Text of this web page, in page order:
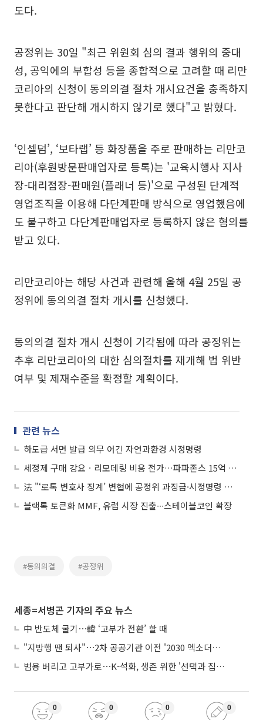
도다.
공정위는 30일 "최근 위원회 심의 결과 행위의 중대
성, 공익에의 부합성 등을 종합적으로 고려할 때 리만
코리아의 신청이 동의의결 절차 개시요건을 충족하지
못한다고 판단해 개시하지 않기로 했다"고 밝혔다.
‘인셀덤’, ‘보타랩’ 등 화장품을 주로 판매하는 리만코
리아(후원방문판매업자로 등록)는 '교육시행사 지사
장-대리점장-판매원(플래너 등)'으로 구성된 단계적
영업조직을 이용해 다단계판매 방식으로 영업했음에
도 불구하고 다단계판매업자로 등록하지 않은 혐의를
받고 있다.
리만코리아는 해당 사건과 관련해 올해 4월 25일 공
정위에 동의의결 절차 개시를 신청했다.
동의의결 절차 개시 신청이 기각됨에 따라 공정위는
추후 리만코리아의 대한 심의절차를 재개해 법 위반
여부 및 제재수준을 확정할 계획이다.
관련 뉴스
하도급 서면 발급 의무 어긴 자연과환경 시정명령
세정제 구매 강요ㆍ리모데링 비용 전가…파파존스 15억 과징금
法 "‘로톡 변호사 징계’ 변협에 공정위 과징금·시정명령 취소해야”
블랙록 토큰화 MMF, 유럽 시장 진출∙∙∙스테이블코인 확장
#동의의결 #공정위
세종=서병곤 기자의 주요 뉴스
中 반도체 굴기⋯韓 ‘고부가 전환’ 할 때
"지방행 땐 퇴사"⋯2차 공공기관 이전 '2030 엑소더스' 뇌관
범용 버리고 고부가로⋯K-석화, 생존 위한 '선택과 집중'
0 0 0 0